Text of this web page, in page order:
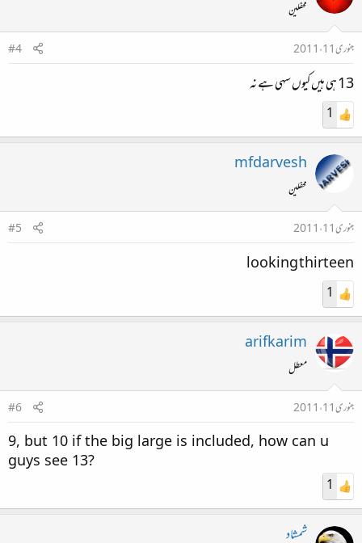
محفلین
جنوری 11، 2011
#4
13 ہی ہیں کیوں سہی ہے نہ
1
mfdarvesh
محفلین
جنوری 11، 2011
#5
looking thirteen
1
arifkarim
معطل
جنوری 11، 2011
#6
9, but 10 if the big large is included, how can u
guys see 13?​
1
شمشاد